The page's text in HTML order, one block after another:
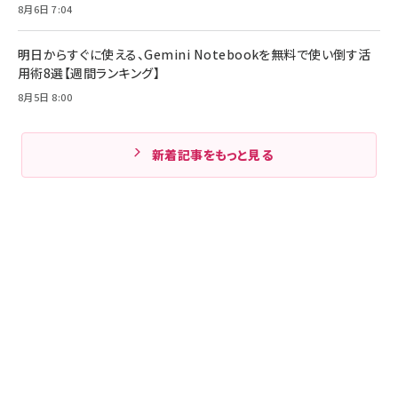
8月6日 7:04
明日からすぐに使える、Gemini Notebookを無料で使い倒す活
用術8選【週間ランキング】
8月5日 8:00
新着記事をもっと見る